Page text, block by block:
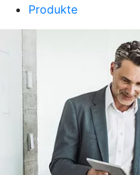
Produkte